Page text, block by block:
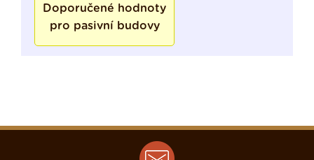
Doporučené hodnoty
pro pasivní budovy